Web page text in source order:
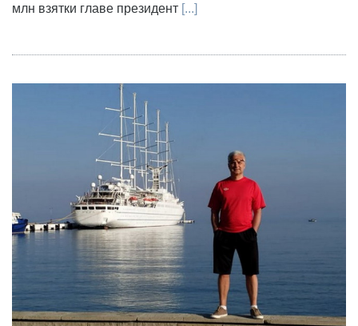
млн взятки главе президент [...]